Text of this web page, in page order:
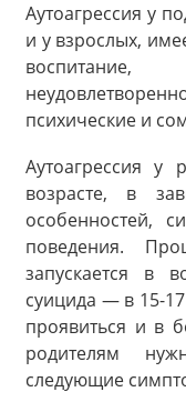
Аутоагрессия у
и у взрослых,
психические и
Аутоагрессия у
возрасте, в
особенностей,
поведения.
запускается в
суицида — в 15-
проявиться и в
родителям
следующие